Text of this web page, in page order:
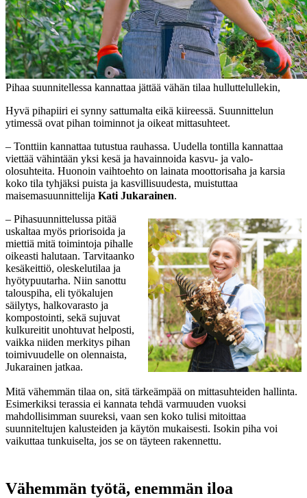
Pihaa suunnitellessa kannattaa jättää vähän tilaa hulluttelullekin,
Hyvä pihapiiri ei synny sattumalta eikä kiireessä. Suunnittelun
ytimessä ovat pihan toiminnot ja oikeat mittasuhteet.
– Tonttiin kannattaa tutustua rauhassa. Uudella tontilla kannattaa
viettää vähintään yksi kesä ja havainnoida kasvu- ja valo-
olosuhteita. Huonoin vaihtoehto on lainata moottorisaha ja karsia
koko tila tyhjäksi puista ja kasvillisuudesta, muistuttaa
maisemasuunnittelija Kati Jukarainen.
– Pihasuunnittelussa pitää
uskaltaa myös priorisoida ja
miettiä mitä toimintoja pihalle
oikeasti halutaan. Tarvitaanko
kesäkeittiö, oleskelutilaa ja
hyötypuutarha. Niin sanottu
talouspiha, eli työkalujen
säilytys, halkovarasto ja
kompostointi, sekä sujuvat
kulkureitit unohtuvat helposti,
vaikka niiden merkitys pihan
toimivuudelle on olennaista,
Jukarainen jatkaa.
Mitä vähemmän tilaa on, sitä tärkeämpää on mittasuhteiden hallinta.
Esimerkiksi terassia ei kannata tehdä varmuuden vuoksi
mahdollisimman suureksi, vaan sen koko tulisi mitoittaa
suunniteltujen kalusteiden ja käytön mukaisesti. Isokin piha voi
vaikuttaa tunkuiselta, jos se on täyteen rakennettu.
Vähemmän työtä, enemmän iloa